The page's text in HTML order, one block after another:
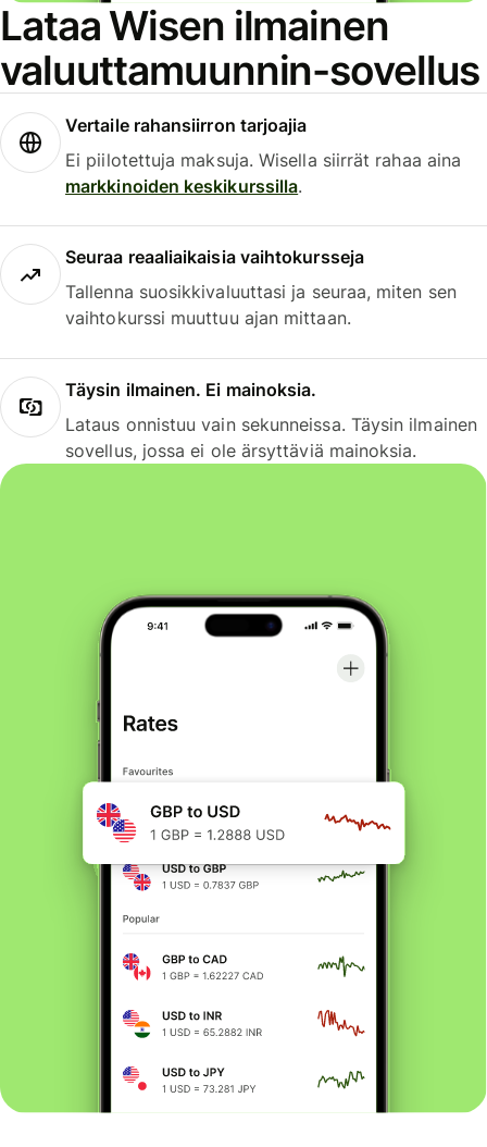
Lataa Wisen ilmainen
valuuttamuunnin-sovellus
Vertaile rahansiirron tarjoajia
Ei piilotettuja maksuja. Wisella siirrät rahaa aina
markkinoiden keskikurssilla.
Seuraa reaaliaikaisia vaihtokursseja
Tallenna suosikkivaluuttasi ja seuraa, miten sen
vaihtokurssi muuttuu ajan mittaan.
Täysin ilmainen. Ei mainoksia.
Lataus onnistuu vain sekunneissa. Täysin ilmainen
sovellus, jossa ei ole ärsyttäviä mainoksia.